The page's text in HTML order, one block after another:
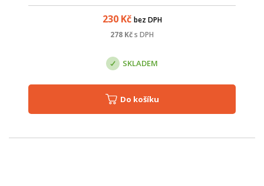
230Kč bez DPH
278 Kčs DPH
SKLADEM
Do košíku